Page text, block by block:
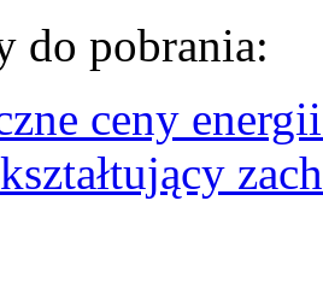
do pobrania:
ceny